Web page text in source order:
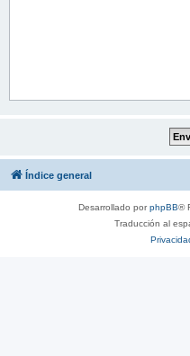
Índice general
Desarrollado porphpBB®
Traducción al